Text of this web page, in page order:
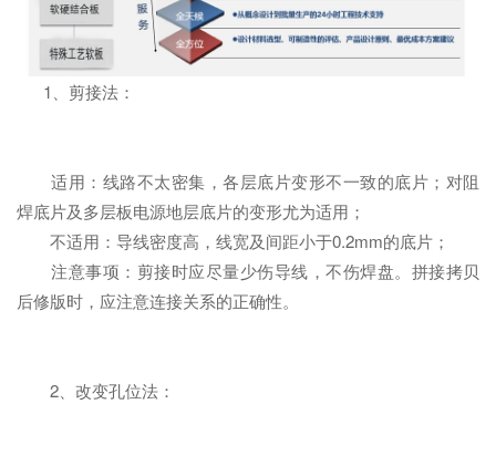
1、剪接法：
适用：线路不太密集，各层底片变形不一致的底片；对阻
焊底片及多层板电源地层底片的变形尤为适用；
不适用：导线密度高，线宽及间距小于0.2mm的底片；
注意事项：剪接时应尽量少伤导线，不伤焊盘。拼接拷贝
后修版时，应注意连接关系的正确性。
2、改变孔位法：